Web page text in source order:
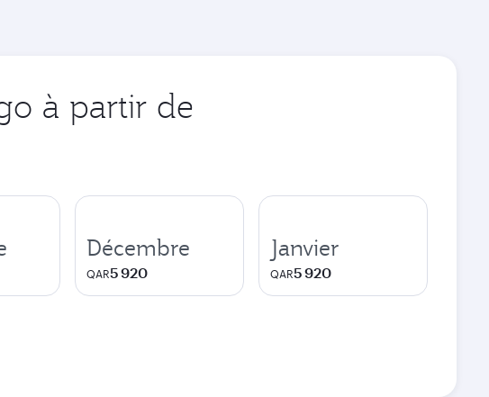
à partir de
Décembre
QAR5 920
Janvier
QAR5 920